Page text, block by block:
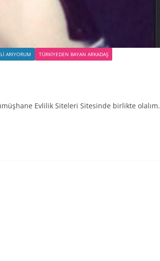
ARIYORUM TÜRKIYEDEN BAYAN ARKADAŞ
Evlilik Siteleri Sitesinde birlikte olalım.